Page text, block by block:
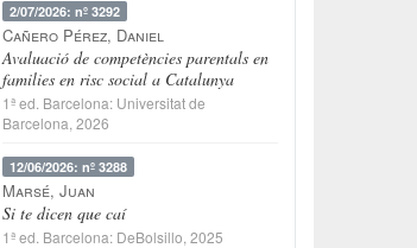
2/07/2026: nº 3292
Cañero Pérez, Daniel
Avaluació de competències parentals en
families en risc social a Catalunya
1ª ed. Barcelona: Universitat de
Barcelona , 2026
12/06/2026: nº 3288
Marsé, Juan
Si te dicen que caí
1ª ed. Barcelona: DeBolsillo , 2025